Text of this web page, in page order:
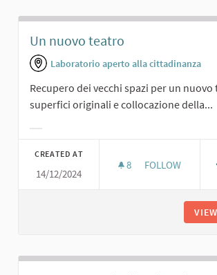
Un nuovo teatro
Laboratorio aperto alla cittadinanza
Recupero dei vecchi spazi per un
superfici originali e collocazione della...
CREATED AT
14/12/2024
8 8 FOLLOWERS
FOLLOW